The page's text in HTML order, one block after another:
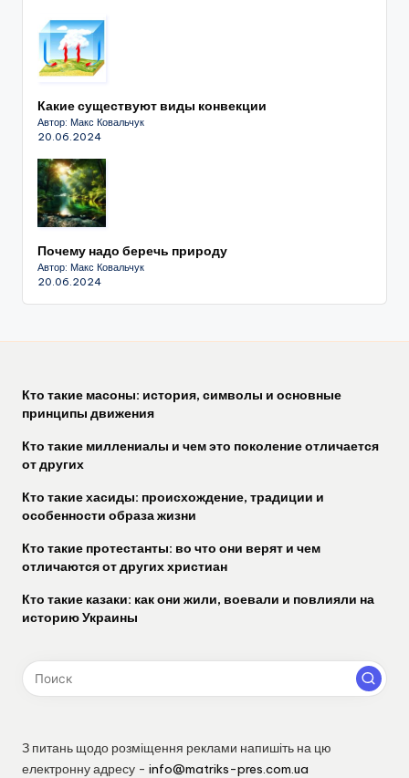
Какие существуют виды конвекции
Автор: Макс Ковальчук
20.06.2024
Почему надо беречь природу
Автор: Макс Ковальчук
20.06.2024
Кто такие масоны: история, символы и основные
принципы движения
Кто такие миллениалы и чем это поколение отличается
от других
Кто такие хасиды: происхождение, традиции и
особенности образа жизни
Кто такие протестанты: во что они верят и чем
отличаются от других христиан
Кто такие казаки: как они жили, воевали и повлияли на
историю Украины
З питань щодо розміщення реклами напишіть на цю
електронну адресу - info@matriks-pres.com.ua